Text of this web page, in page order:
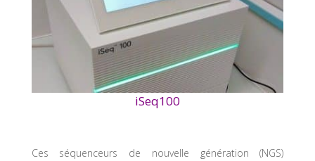
iSeq100
Ces séquenceurs de nouvelle génération (NGS)